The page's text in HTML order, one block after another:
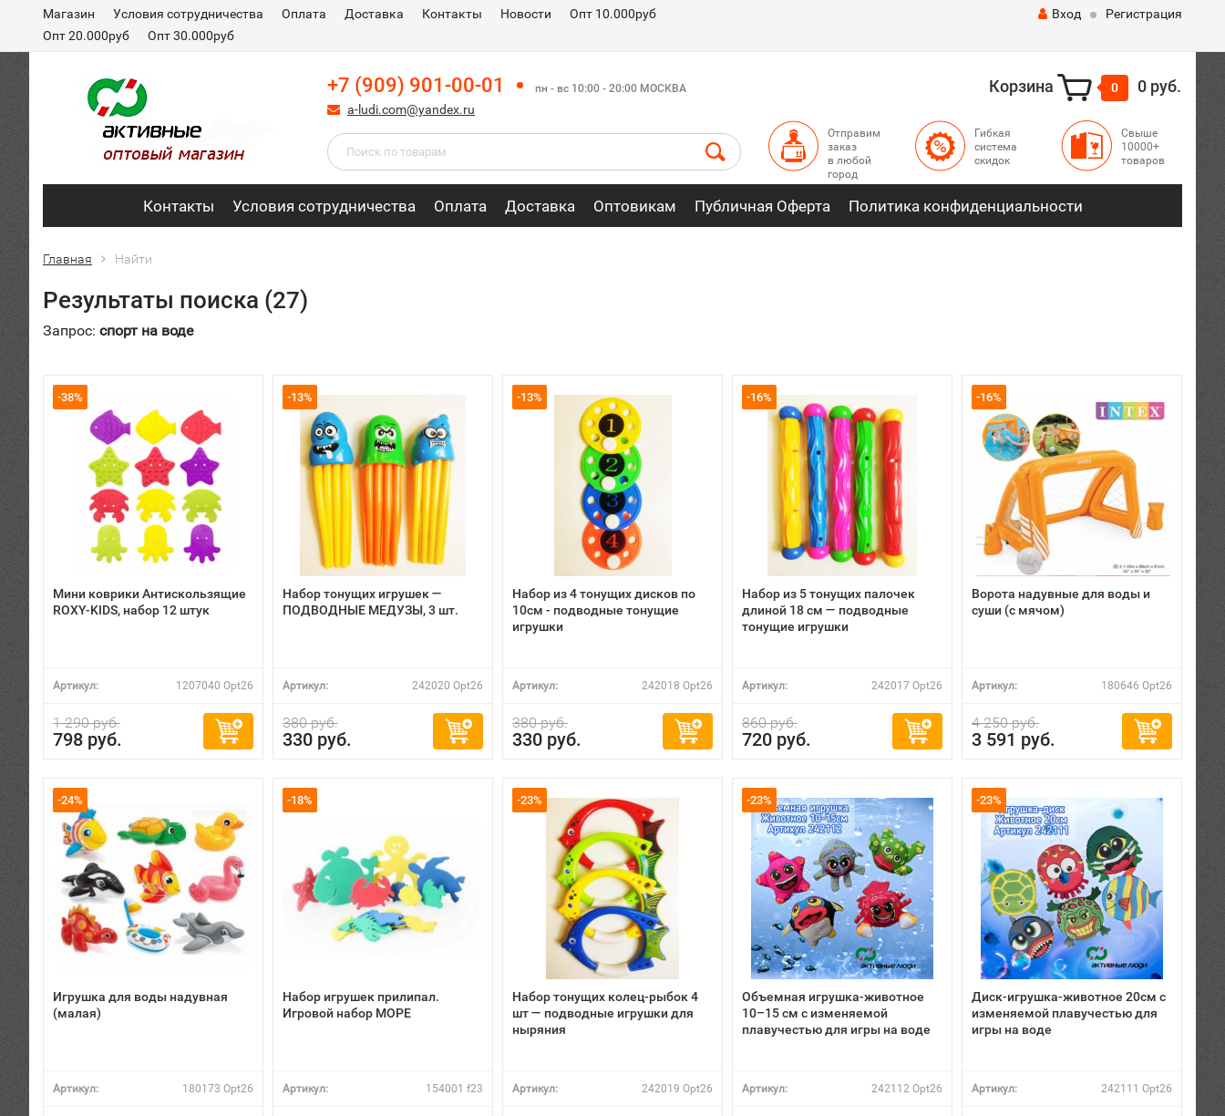
Магазин Условия сотрудничества Оплата Доставка Контакты Новости
Опт 10.000руб
Опт 20.000руб
Опт 30.000руб
Вход Регистрация
+7 (909) 901-00-01 пн - вс 10:00 - 20:00 МОСКВА
a-ludi.com@yandex.ru
Корзина 0 0 руб.
Отправим
заказ
в любой
город
Гибкая
система
скидок
Свыше
10000+
товаров
Контакты Условия сотрудничества Оплата Доставка Оптовикам Публичная Оферта Политика конфиденциальности
Главная Найти
Результаты поиска (27)
Запрос: спорт на воде
-38%
Мини коврики Антискользящие
ROXY-KIDS, набор 12 штук
Артикул: 1207040 Opt26
1 290 руб.
798 руб.
-13%
Набор тонущих игрушек —
ПОДВОДНЫЕ МЕДУЗЫ, 3 шт.
Артикул: 242020 Opt26
380 руб.
330 руб.
-13%
Набор из 4 тонущих дисков по
10см - подводные тонущие
игрушки
Артикул: 242018 Opt26
380 руб.
330 руб.
-16%
Набор из 5 тонущих палочек
длиной 18 см — подводные
тонущие игрушки
Артикул: 242017 Opt26
860 руб.
720 руб.
-16%
Ворота надувные для воды и
суши (с мячом)
Артикул: 180646 Opt26
4 250 руб.
3 591 руб.
-24%
Игрушка для воды надувная
(малая)
Артикул: 180173 Opt26
-18%
Набор игрушек прилипал.
Игровой набор МОРЕ
Артикул: 154001 f23
-23%
Набор тонущих колец-рыбок 4
шт — подводные игрушки для
ныряния
Артикул: 242019 Opt26
-23%
Объемная игрушка-животное
10–15 см с изменяемой
плавучестью для игры на воде
Артикул: 242112 Opt26
-23%
Диск-игрушка-животное 20см с
изменяемой плавучестью для
игры на воде
Артикул: 242111 Opt26